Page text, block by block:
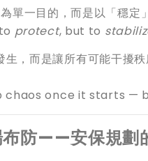
一目的，而是以「穩定
protect, but to
，而是讓所有可能干擾
chaos once it starts —
布防——安保規劃